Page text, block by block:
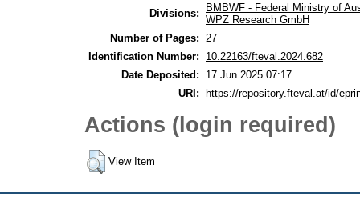
Divisions:
BMBWF - Federal Ministry of
WPZ Research GmbH
Number of Pages:
27
Identification Number:
10.22163/fteval.2024.682
Date Deposited:
17 Jun 2025 07:17
URI: https://repository.fteval.at/id/
Actions (login required)
View Item